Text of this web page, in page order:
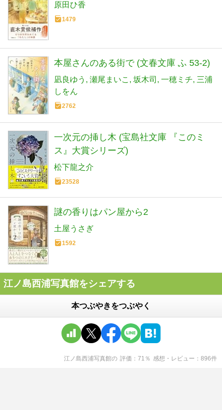
原田ひ香
1479
本屋さんのある街で (文春文庫 ふ 53-2)
凪良ゆう 瀬尾まいこ 坂木司 一穂ミチ 三浦
しをん
2762
一次元の挿し木 (宝島社文庫 『このミ
ス』大賞シリーズ)
松下龍之介
23528
謎の香りはパン屋から2
土屋うさぎ
1592
江ノ島西浦写真館をシェアする
本つぶやきをつぶやく
江ノ島西浦写真館の 評価 71 ％ 感想・レビュー 896件